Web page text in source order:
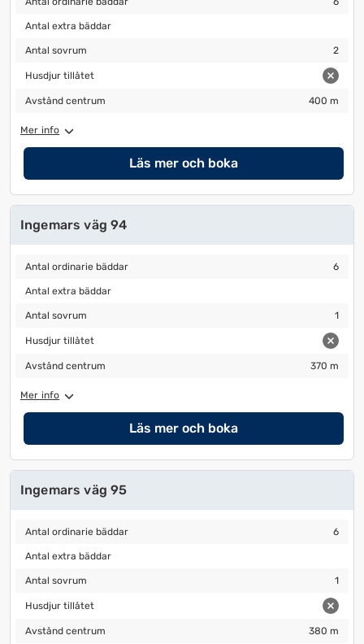
Antal extra bäddar
Antal extra bäddar
Antal sovrum
Antal sovrum 2
Husdjur tillåtet
Husdjur tillåtet
Avstånd centrum
Avstånd centrum 400 m
Mer info
Läs mer och boka
Ingemars väg 94
Antal ordinarie bäddar
Antal ordinarie bäddar 6
Antal extra bäddar
Antal extra bäddar
Antal sovrum
Antal sovrum 1
Husdjur tillåtet
Husdjur tillåtet
Avstånd centrum
Avstånd centrum 370 m
Mer info
Läs mer och boka
Ingemars väg 95
Antal ordinarie bäddar
Antal ordinarie bäddar 6
Antal extra bäddar
Antal extra bäddar
Antal sovrum
Antal sovrum 1
Husdjur tillåtet
Husdjur tillåtet
Avstånd centrum
Avstånd centrum 380 m